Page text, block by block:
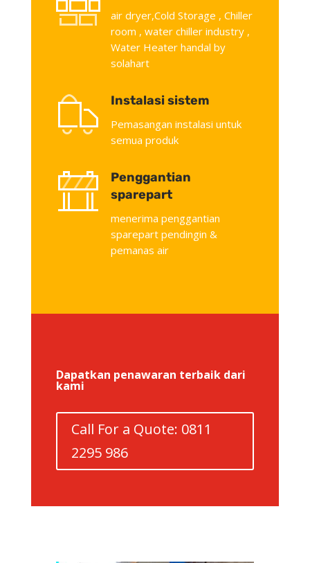
air dryer,Cold Storage , Chiller
room , water chiller industry ,
Water Heater handal by
solahart
Instalasi sistem
Pemasangan instalasi untuk
semua produk
Penggantian
sparepart
menerima penggantian
sparepart pendingin &
pemanas air
Dapatkan penawaran terbaik dari
kami
Call For a Quote: 0811
2295 986